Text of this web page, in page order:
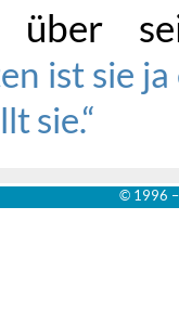
über
ist sie
sie.
© 1996